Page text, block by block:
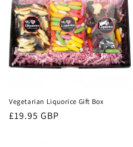
Vegetarian Liquorice Gift Box
Normaler
£19.95 GBP